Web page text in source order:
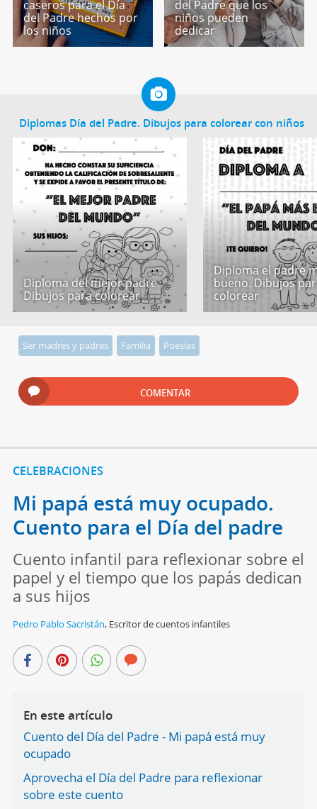
caseros para el Día
del Padre hechos por
los niños
del Padre que los
niños pueden
dedicar
Diplomas Día del Padre. Dibujos para colorear con niños
Diploma del mejor padre.
Dibujos para colorear
Diploma el padre
bueno. Dibujos
colorear
Ser madres y padres Familia Poesías
COMENTAR
CELEBRACIONES
Mi papá está muy ocupado.
Cuento para el Día del padre
Cuento infantil para reflexionar sobre el
papel y el tiempo que los papás dedican
a sus hijos
Pedro Pablo Sacristán, Escritor de cuentos infantiles
En este artículo
Cuento del Día del Padre - Mi papá está muy
ocupado
Aprovecha el Día del Padre para reflexionar
sobre este cuento